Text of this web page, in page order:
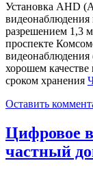
Установка AHD
разрешением 1,3
проспекте
видеонаблюдения
хорошем
сроком хранения
Оставить
Цифровое
частный